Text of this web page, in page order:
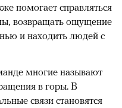
помогает справляться
возвращать ощущение
и находить людей с
многие называют
в горы. В
связи становятся